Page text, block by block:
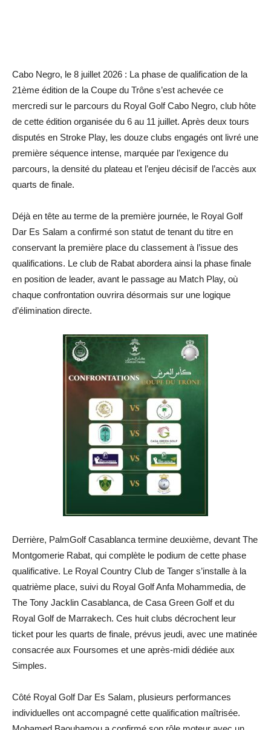
Cabo Negro, le 8 juillet 2026 : La phase de qualification de la
21ème édition de la Coupe du Trône s’est achevée ce
mercredi sur le parcours du Royal Golf Cabo Negro, club hôte
de cette édition organisée du 6 au 11 juillet. Après deux tours
disputés en Stroke Play, les douze clubs engagés ont livré une
première séquence intense, marquée par l’exigence du
parcours, la densité du plateau et l’enjeu décisif de l’accès aux
quarts de finale.
Déjà en tête au terme de la première journée, le Royal Golf
Dar Es Salam a confirmé son statut de tenant du titre en
conservant la première place du classement à l’issue des
qualifications. Le club de Rabat abordera ainsi la phase finale
en position de leader, avant le passage au Match Play, où
chaque confrontation ouvrira désormais sur une logique
d’élimination directe.
Derrière, PalmGolf Casablanca termine deuxième, devant The
Montgomerie Rabat, qui complète le podium de cette phase
qualificative. Le Royal Country Club de Tanger s’installe à la
quatrième place, suivi du Royal Golf Anfa Mohammedia, de
The Tony Jacklin Casablanca, de Casa Green Golf et du
Royal Golf de Marrakech. Ces huit clubs décrochent leur
ticket pour les quarts de finale, prévus jeudi, avec une matinée
consacrée aux Foursomes et une après-midi dédiée aux
Simples.
Côté Royal Golf Dar Es Salam, plusieurs performances
individuelles ont accompagné cette qualification maîtrisée.